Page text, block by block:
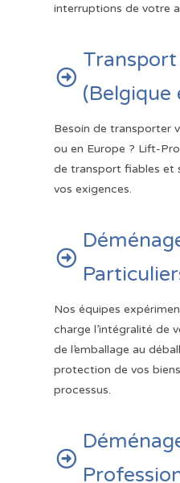
interruptions de votre

(Belgique
Besoin de transporter
ou en Europe ? Lift-
de transport fiables et
vos exigences.

Nos équipes
charge l’intégralité de
de l’emballage au
protection de vos
processus.
